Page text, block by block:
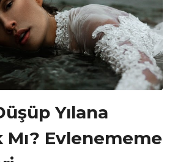
Yılana
Mı? Evlenememe